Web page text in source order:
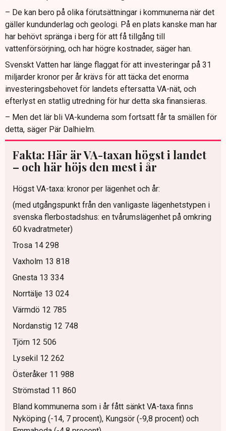
– De kan bero på olika förutsättningar i kommunerna när det
gäller kundunderlag och geologi. På en plats kanske man har
har behövt spränga i berg för att få tillgång till
vattenförsörjning, och har högre kostnader, säger han.
Svenskt Vatten har länge flaggat för att investeringar på 31
miljarder kronor per år krävs för att täcka det enorma
investeringsbehovet för landets eftersatta VA-nät, och
efterlyst en statlig utredning för hur detta ska finansieras.
– Men det lär bli VA-kunderna som fortsatt får ta smällen för
detta, säger Pär Dalhielm.
Fakta: Här är VA-taxan högst i landet
– och här höjs den mest i år
Högst VA-taxa: kronor per lägenhet och år:
(med utgångspunkt från den vanligaste lägenhetstypen i
svenska flerbostadshus: en tvårumslägenhet på omkring
60 kvadratmeter)
Trosa 14 298
Vaxholm 13 818
Gnesta 13 334
Norrtälje 13 024
Värmdö 12 785
Nordanstig 12 748
Tjörn 12 506
Lysekil 12 262
Österåker 11 988
Strömstad 11 860
Bland kommunerna som i år fått sänkt VA-taxa finns
Nyköping (-14, 7 procent), Kungsör (-9,8 procent) och